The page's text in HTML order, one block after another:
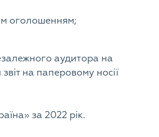
оголошенням;
аудитора на
на паперовому носії
за 2022 рік.